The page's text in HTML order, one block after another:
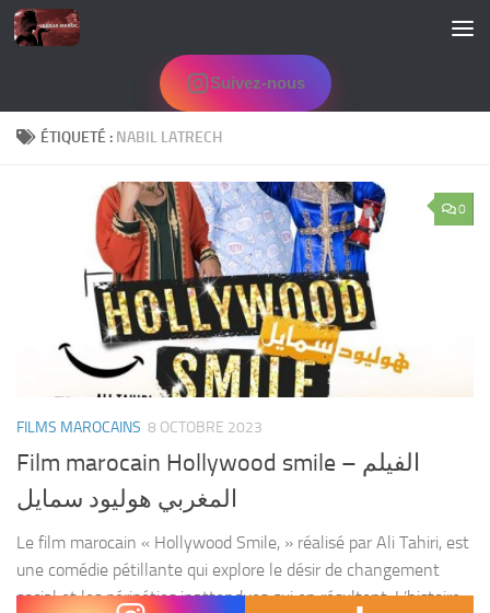
Skip to content
Suivez-nous
ÉTIQUETÉ : NABIL LATRECH
0
FILMS MAROCAINS 8 OCTOBRE 2023
Film marocain Hollywood smile – الفيلم
المغربي هوليود سمايل
Le film marocain « Hollywood Smile, » réalisé par Ali Tahiri, est
une comédie pétillante qui explore le désir de changement
social et les péripéties inattendues qui en résultent. L’histoire